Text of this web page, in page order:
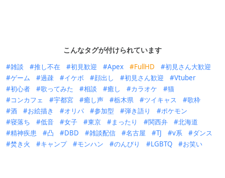
こんなタグが付けられています
雑談 推し不在 初見歓迎 Apex FullHD
初見さん大歓迎
ゲーム
過疎 イケボ 顔出し 初見さん歓迎
Vtuber
初心者
歌ってみた 相談 癒し カラオケ
猫
コンカフェ
宇都宮 癒し声 栃木県 ツイキャス
歌枠
酒
お絵描き オリパ 参加型 弾き語り
ポケモン
寝落ち
低音 女子 東京 まったり 関西弁
北海道
精神疾患
凸 DBD 雑談配信 名古屋 TJ v系
ダンス
焚き火
キャンプ モンハン のんびり LGBTQ お笑い